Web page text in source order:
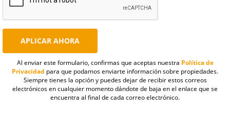
Al enviar este formulario, confirmas que aceptas nuestra Política de
Privacidad para que podamos enviarte información sobre propiedades.
Siempre tienes la opción y puedes dejar de recibir estos correos
electrónicos en cualquier momento dándote de baja en el enlace que se
encuentra al final de cada correo electrónico.